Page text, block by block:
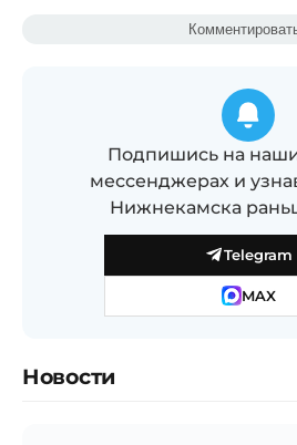
Подпишись на
мессенджерах и
Нижнекамска
Telegram
MAX
Новости